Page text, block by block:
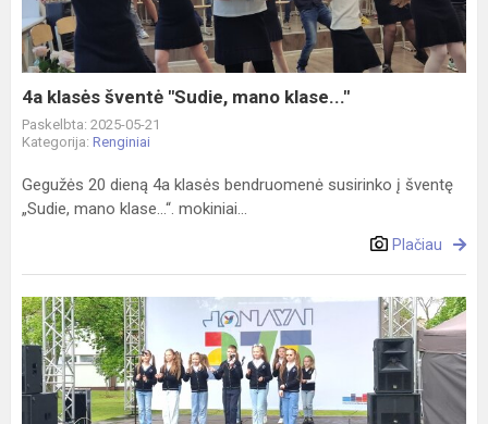
mano
klase..."
4a klasės šventė "Sudie, mano klase..."
Paskelbta: 2025-05-21
Kategorija: Renginiai
Gegužės 20 dieną 4a klasės bendruomenė susirinko į šventę
„Sudie, mano klase...“. mokiniai...
Plačiau
Šeimų
šventė
2025